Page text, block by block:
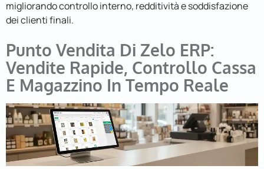
migliorando controllo interno, redditività e soddisfazione
dei clienti finali.
Punto Vendita Di Zelo ERP:
Vendite Rapide, Controllo Cassa
E Magazzino In Tempo Reale